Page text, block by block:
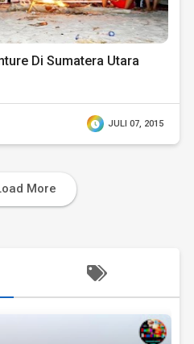
Di Sumatera Utara
JULI 07, 2015
More